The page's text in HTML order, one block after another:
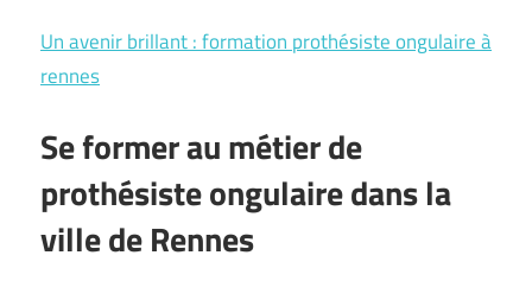
Un avenir brillant : formation prothésiste ongulaire à
rennes
Se former au métier de
prothésiste ongulaire dans la
ville de Rennes